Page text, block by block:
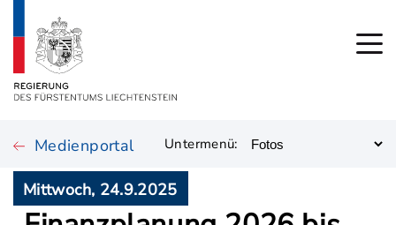
Medienportal Untermenü:
Mittwoch, 24.9.2025